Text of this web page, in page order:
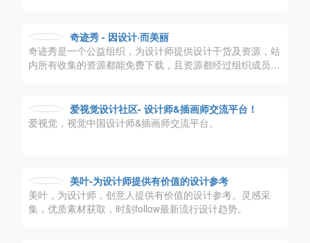
奇迹秀 - 因设计·而美丽
奇迹秀是一个公益组织，为设计师提供设计干货及资源，站
内所有收集的资源都能免费下载，且资源都经过组织成员测
爱视觉设计社区- 设计师&插画师交流平台！
爱视觉，视觉中国设计师&插画师交流平台。
美叶-为设计师提供有价值的设计参考
美叶，为设计师，创意人提供有价值的设计参考。灵感采
集，优质素材获取，时刻follow最新流行设计趋势。